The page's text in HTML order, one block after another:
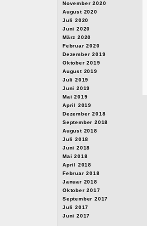
November 2020
August 2020
Juli 2020
Juni 2020
März 2020
Februar 2020
Dezember 2019
Oktober 2019
August 2019
Juli 2019
Juni 2019
Mai 2019
April 2019
Dezember 2018
September 2018
August 2018
Juli 2018
Juni 2018
Mai 2018
April 2018
Februar 2018
Januar 2018
Oktober 2017
September 2017
Juli 2017
Juni 2017